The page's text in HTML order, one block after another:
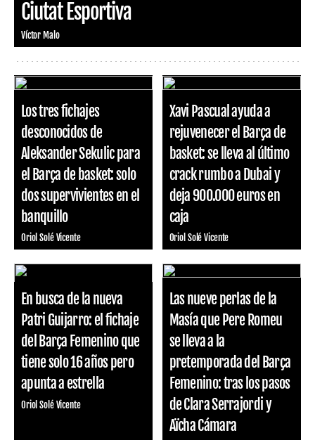
Ciutat Esportiva
Víctor Malo
Los tres fichajes
desconocidos de
Aleksander Sekulic para
el Barça de basket: solo
dos supervivientes en el
banquillo
Oriol Solé Vicente
Xavi Pascual ayuda a
rejuvenecer el Barça de
basket: se lleva al último
crack rumbo a Dubai y
deja 900.000 euros en
caja
Oriol Solé Vicente
En busca de la nueva
Patri Guijarro: el fichaje
del Barça Femenino que
tiene solo 16 años pero
apunta a estrella
Oriol Solé Vicente
Las nueve perlas de la
Masía que Pere Romeu
se lleva a la
pretemporada del Barça
Femenino: tras los pasos
de Clara Serrajordi y
Aïcha Cámara